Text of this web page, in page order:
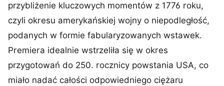
przybliżenie kluczowych momentów z 1776 roku,
czyli okresu amerykańskiej wojny o niepodległość,
podanych w formie fabularyzowanych wstawek.
Premiera idealnie wstrzeliła się w okres
przygotowań do 250. rocznicy powstania USA, co
miało nadać całości odpowiedniego ciężaru